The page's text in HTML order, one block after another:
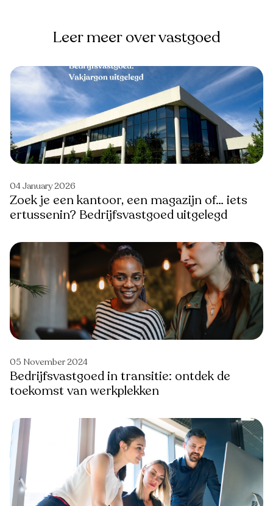
Leer meer over vastgoed
04 January 2026
Zoek je een kantoor, een magazijn of… iets
ertussenin? Bedrijfsvastgoed uitgelegd
05 November 2024
Bedrijfsvastgoed in transitie: ontdek de
toekomst van werkplekken